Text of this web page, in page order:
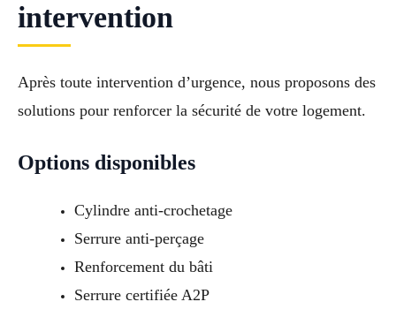
intervention
Après toute intervention d’urgence, nous proposons des
solutions pour renforcer la sécurité de votre logement.
Options disponibles
Cylindre anti-crochetage
Serrure anti-perçage
Renforcement du bâti
Serrure certifiée A2P